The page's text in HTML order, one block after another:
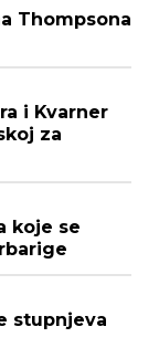
Thompsona
i Kvarner
za
koje se
stupnjeva